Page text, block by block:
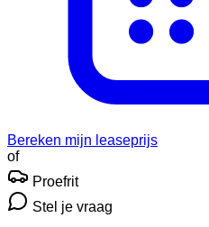
Bereken mijn leaseprijs
of
Proefrit
Stel je vraag